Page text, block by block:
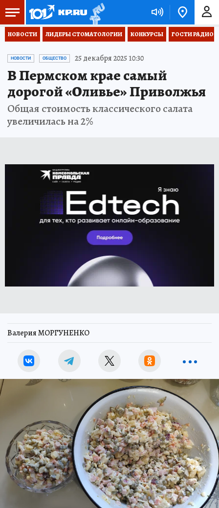
НОВОСТИ ЛИДЕРЫ СТОМАТОЛОГИИ КОНКУРСЫ ГОСТИ РАДИО
НОВОСТИ ОБЩЕСТВО 25 декабря 2025 10:30
В Пермском крае самый
дорогой «Оливье» Приволжья
Общая стоимость классического салата
увеличилась на 2%
Валерия МОРГУНЕНКО